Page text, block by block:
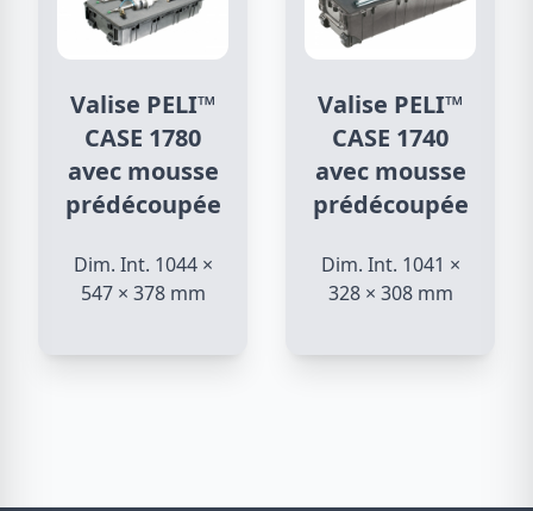
Valise PELI™
CASE 1780
avec mousse
prédécoupée
Dim. Int. 1044 ×
547 × 378 mm
Valise PELI™
CASE 1740
avec mousse
prédécoupée
Dim. Int. 1041 ×
328 × 308 mm